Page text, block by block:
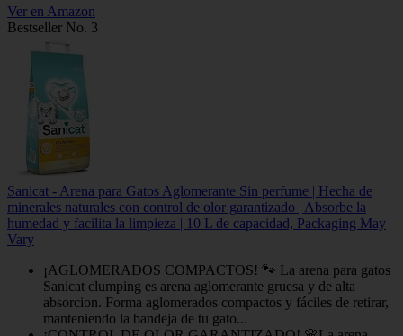
Ver en Amazon
Bestseller No. 3
Sanicat - Arena para Gatos Aglomerante Sin perfume | Hecha de
minerales naturales con control de olor garantizado | Absorbe la
humedad y facilita la limpieza | 10 L de capacidad, Packaging May
Vary
¡AGLOMERADOS COMPACTOS! 🐾 La arena para gatos
Sanicat clumping es arena aglomerante gruesa y de alta
absorcion. Forma aglomerados compactos y fáciles de retirar,
manteniendo la bandeja de tu gato...